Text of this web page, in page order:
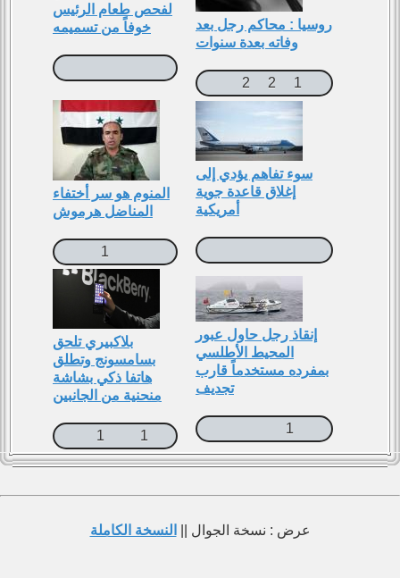
لفحص طعام الرئيس
خوفاً من تسميمه
روسيا : محاكم رجل بعد
وفاته بعدة سنوات
2 2 1
المنوم هو سر أختفاء
المناضل هرموش
1
سوء تفاهم يؤدي إلى
إغلاق قاعدة جوية
أمريكية
بلاكبيري تلحق
بسامسونج وتطلق
هاتفا ذكي بشاشة
منحنية من الجانبين
1 1
إنقاذ رجل حاول عبور
المحيط الأطلسي
بمفرده مستخدماً قارب
تجديف
1
عرض : نسخة الجوال || النسخة الكاملة